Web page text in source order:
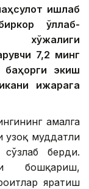
ишлаб
қўллаб-
хўжалиги
7,2 минг
баҳорги экиш
ижарага
амалга
узоқ муддатли
сўзлаб берди.
бошқариш,
яратиш